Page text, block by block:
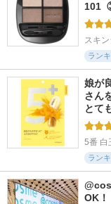
101
スキ
ラン
娘が
さん
とて
5番 白
ラン
OK！